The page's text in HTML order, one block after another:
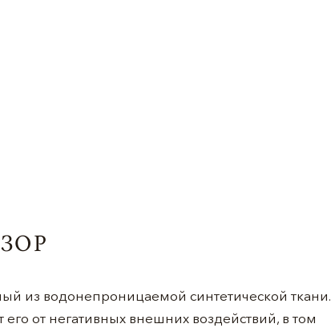
из водонепроницаемой синтетической ткани.
от негативных внешних воздействий, в том